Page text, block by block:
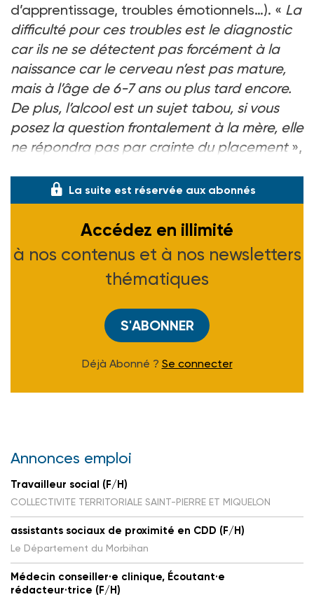
d’apprentissage, troubles émotionnels…). « La
difficulté pour ces troubles est le diagnostic
car ils ne se détectent pas forcément à la
naissance car le cerveau n’est pas mature,
mais à l’âge de 6-7 ans ou plus tard encore.
De plus, l’alcool est un sujet tabou, si vous
posez la question frontalement à la mère, elle
ne répondra pas par crainte du placement»,
La suite est réservée aux abonnés
Accédez en illimité
à nos contenus et à nos newsletters
thématiques
S'ABONNER
Déjà Abonné ? Se connecter
Annonces emploi
Travailleur social (F/H)
COLLECTIVITE TERRITORIALE SAINT-PIERRE ET MIQUELON
assistants sociaux de proximité en CDD (F/H)
Le Département du Morbihan
Médecin conseiller·e clinique, Écoutant·e
rédacteur·trice (F/H)